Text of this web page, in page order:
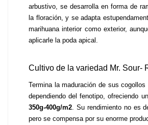
arbustivo, se desarrolla en forma de
la floración, y se adapta
marihuana interior como exterior,
aplicarle la poda apical.
Cultivo de la variedad Mr. Sour-
Termina la maduración de sus cogollos
dependiendo del fenotipo, ofreciendo
350g-400g/m2 . Su rendimiento no es
pero se compensa por su enorme